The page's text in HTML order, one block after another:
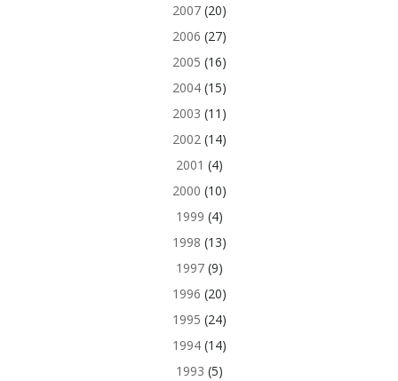
2007(20)
2006 (27)
2005 (16)
2004(15)
2003 (11)
2002(14)
2001 (4)
2000 (10)
1999 (4)
1998 (13)
1997(9)
1996 (20)
1995 (24)
1994(14)
1993 (5)